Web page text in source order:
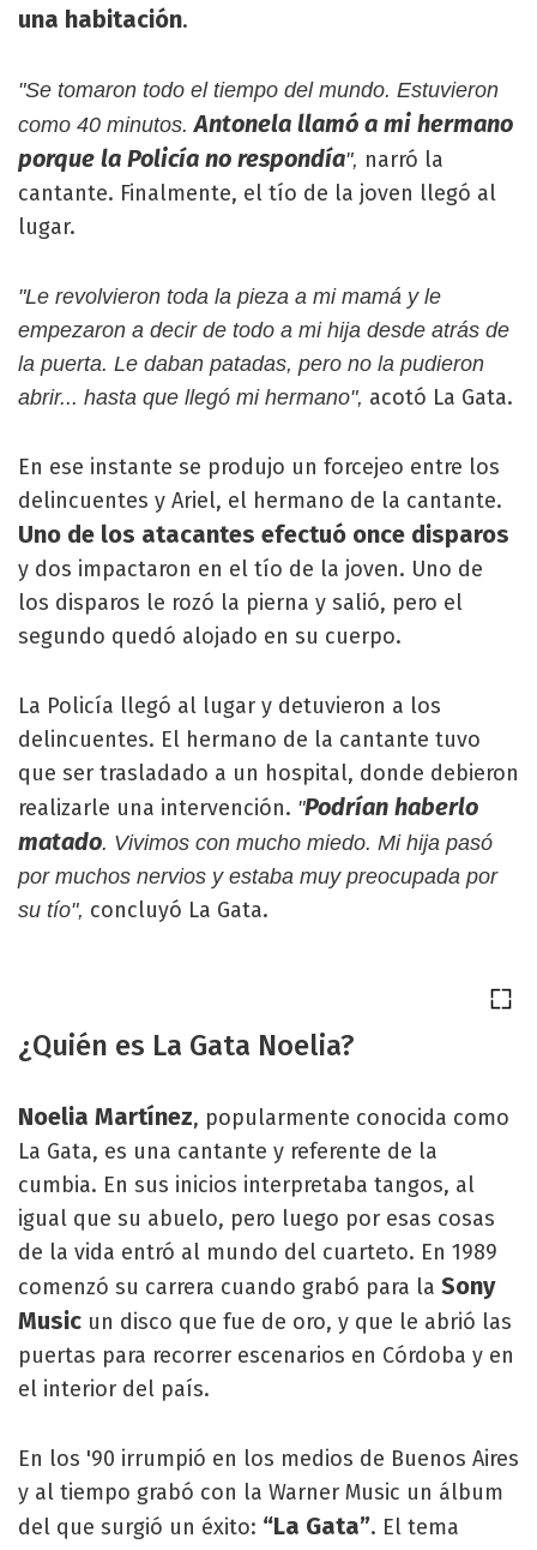
una habitación.
"Se tomaron todo el tiempo del mundo. Estuvieron
como 40 minutos. Antonela llamó a mi hermano
porque la Policía no respondía", narró la
cantante. Finalmente, el tío de la joven llegó al
lugar.
"Le revolvieron toda la pieza a mi mamá y le
empezaron a decir de todo a mi hija desde atrás de
la puerta. Le daban patadas, pero no la pudieron
abrir... hasta que llegó mi hermano", acotó La Gata.
En ese instante se produjo un forcejeo entre los
delincuentes y Ariel, el hermano de la cantante.
Uno de los atacantes efectuó once disparos
y dos impactaron en el tío de la joven. Uno de
los disparos le rozó la pierna y salió, pero el
segundo quedó alojado en su cuerpo.
La Policía llegó al lugar y detuvieron a los
delincuentes. El hermano de la cantante tuvo
que ser trasladado a un hospital, donde debieron
realizarle una intervención. "Podrían haberlo
matado. Vivimos con mucho miedo. Mi hija pasó
por muchos nervios y estaba muy preocupada por
su tío", concluyó La Gata.
¿Quién es La Gata Noelia?
Noelia Martínez, popularmente conocida como
La Gata, es una cantante y referente de la
cumbia. En sus inicios interpretaba tangos, al
igual que su abuelo, pero luego por esas cosas
de la vida entró al mundo del cuarteto. En 1989
comenzó su carrera cuando grabó para la Sony
Music un disco que fue de oro, y que le abrió las
puertas para recorrer escenarios en Córdoba y en
el interior del país.
En los '90 irrumpió en los medios de Buenos Aires
y al tiempo grabó con la Warner Music un álbum
del que surgió un éxito: “La Gata”. El tema